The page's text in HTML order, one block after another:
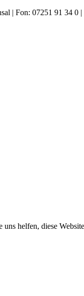
| Fon: 07251 91 34
helfen, diese